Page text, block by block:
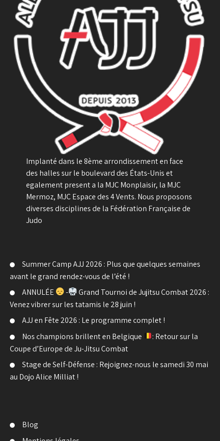
Implanté dans le 8ème arrondissement en face
des halles sur le boulevard des États-Unis et
egalement present a la MJC Monplaisir, la MJC
Mermoz, MJC Espace des 4 Vents. Nous proposons
diverses disciplines de la Fédération Française de
Judo
Summer Camp AJJ 2026 : Plus que quelques semaines
avant le grand rendez-vous de l’été !
ANNULÉE
-
Grand Tournoi de Jujitsu Combat 2026 :
Venez vibrer sur les tatamis le 28 juin !
AJJ en Fête 2026 : Le programme complet !
Nos champions brillent en Belgique
: Retour sur la
Coupe d’Europe de Ju-Jitsu Combat
Stage de Self-Défense : Rejoignez-nous le samedi 30 mai
au Dojo Alice Milliat !
Blog